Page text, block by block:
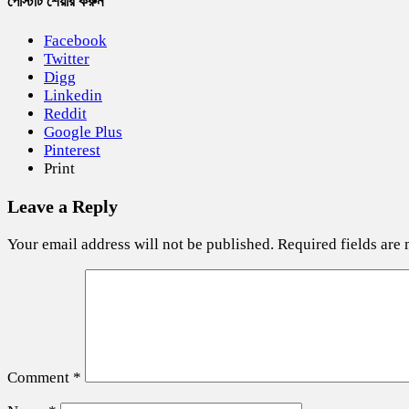
Facebook
Twitter
Digg
Linkedin
Reddit
Google Plus
Pinterest
Print
Leave a Reply
Your email address will not be published. Required fields are
Comment *